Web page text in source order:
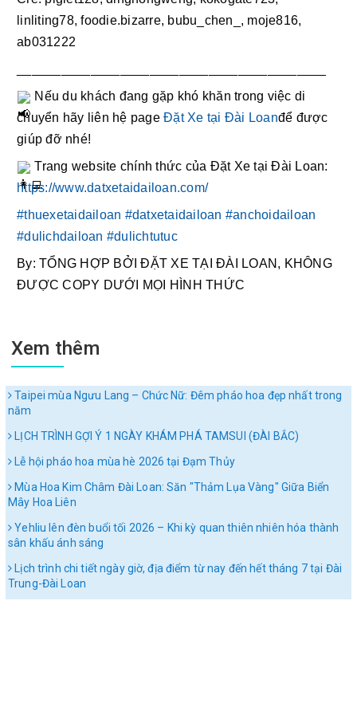
linliting78, foodie.bizarre, bubu_chen_, moje816,
ab031222
Nếu du khách đang gặp khó khăn trong việc di
chuyển hãy liên hệ page Đặt Xe tại Đài Loanđể được
giúp đỡ nhé!
https://www.datxetaidailoan.com/
#thuexetaidailoan #datxetaidailoan #anchoidailoan
#dulichdailoan #dulichtutuc
By: TỔNG HỢP BỞI ĐẶT XE TẠI ĐÀI LOAN, KHÔNG
ĐƯỢC COPY DƯỚI MỌI HÌNH THỨC
Xem thêm
Taipei mùa Ngưu Lang – Chức Nữ: Đêm pháo hoa đẹp nhất trong
năm
LỊCH TRÌNH GỢI Ý 1 NGÀY KHÁM PHÁ TAMSUI (ĐÀI BẮC)
Lễ hội pháo hoa mùa hè 2026 tại Đạm Thủy
Mùa Hoa Kim Châm Đài Loan: Săn "Thảm Lụa Vàng" Giữa Biển
Mây Hoa Liên
Yehliu lên đèn buổi tối 2026 – Khi kỳ quan thiên nhiên hóa thành
sân khấu ánh sáng
Lịch trình chi tiết ngày giờ, địa điểm từ nay đến hết tháng 7 tại Đài
Trung-Đài Loan